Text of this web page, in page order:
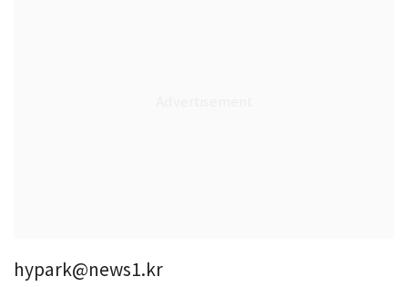
hypark@news1.kr